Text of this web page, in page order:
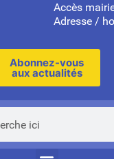
Accès
Adresse /
Abonnez-vous
aux actualités